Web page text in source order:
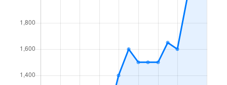
厚別中央５条
森林公園(北海道)
厚別西３条
1,200万円
厚別東１条
2,100万円